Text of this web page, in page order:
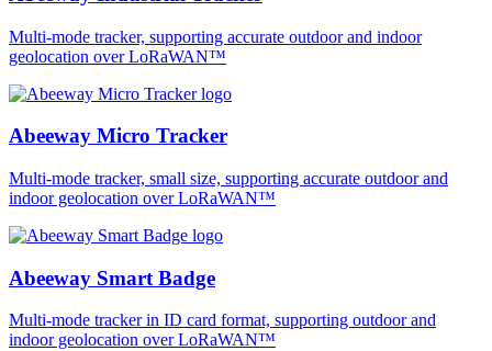
Multi-mode tracker, supporting accurate outdoor and indoor
geolocation over LoRaWAN™
Abeeway Micro Tracker
Multi-mode tracker, small size, supporting accurate outdoor and
indoor geolocation over LoRaWAN™
Abeeway Smart Badge
Multi-mode tracker in ID card format, supporting outdoor and
indoor geolocation over LoRaWAN™